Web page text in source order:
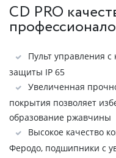
CD PRO
Пульт управления
защиты IP 65
Увеличенная
покрытия позволяет
образование ржавчины
Высокое качество
Феродо, подшипники с